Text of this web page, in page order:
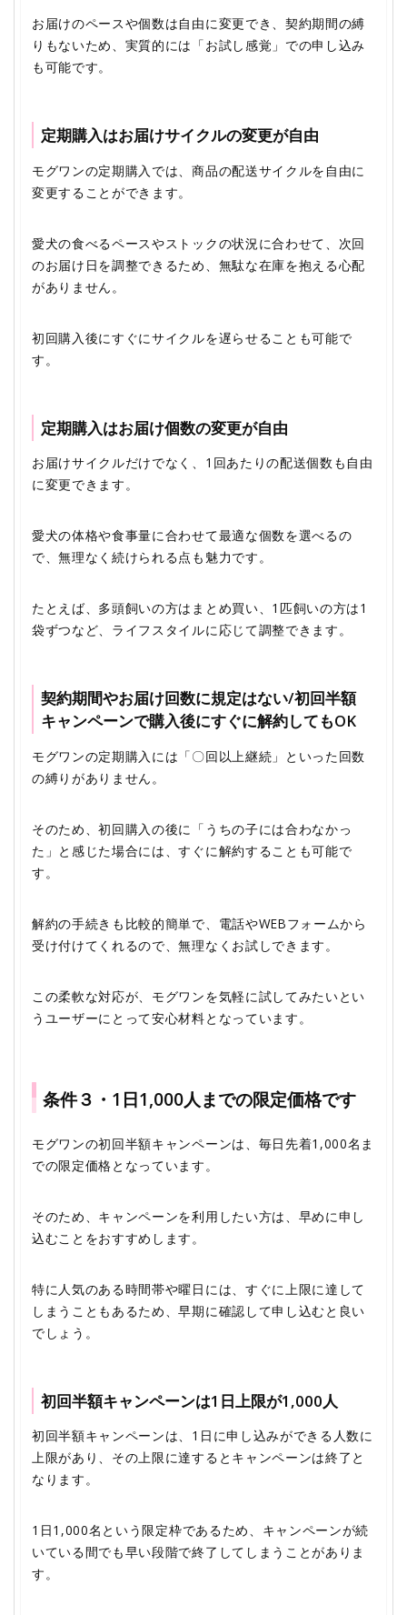
お届けのペースや個数は自由に変更でき、契約期間の縛
りもないため、実質的には「お試し感覚」での申し込み
も可能です。
定期購入はお届けサイクルの変更が自由
モグワンの定期購入では、商品の配送サイクルを自由に
変更することができます。
愛犬の食べるペースやストックの状況に合わせて、次回
のお届け日を調整できるため、無駄な在庫を抱える心配
がありません。
初回購入後にすぐにサイクルを遅らせることも可能で
す。
定期購入はお届け個数の変更が自由
お届けサイクルだけでなく、1回あたりの配送個数も自由
に変更できます。
愛犬の体格や食事量に合わせて最適な個数を選べるの
で、無理なく続けられる点も魅力です。
たとえば、多頭飼いの方はまとめ買い、1匹飼いの方は1
袋ずつなど、ライフスタイルに応じて調整できます。
契約期間やお届け回数に規定はない/初回半額
キャンペーンで購入後にすぐに解約してもOK
モグワンの定期購入には「〇回以上継続」といった回数
の縛りがありません。
そのため、初回購入の後に「うちの子には合わなかっ
た」と感じた場合には、すぐに解約することも可能で
す。
解約の手続きも比較的簡単で、電話やWEBフォームから
受け付けてくれるので、無理なくお試しできます。
この柔軟な対応が、モグワンを気軽に試してみたいとい
うユーザーにとって安心材料となっています。
条件３・1日1,000人までの限定価格です
モグワンの初回半額キャンペーンは、毎日先着1,000名ま
での限定価格となっています。
そのため、キャンペーンを利用したい方は、早めに申し
込むことをおすすめします。
特に人気のある時間帯や曜日には、すぐに上限に達して
しまうこともあるため、早期に確認して申し込むと良い
でしょう。
初回半額キャンペーンは1日上限が1,000人
初回半額キャンペーンは、1日に申し込みができる人数に
上限があり、その上限に達するとキャンペーンは終了と
なります。
1日1,000名という限定枠であるため、キャンペーンが続
いている間でも早い段階で終了してしまうことがありま
す。